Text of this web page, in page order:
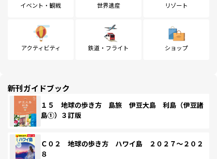
イベント・観戦 世界遺産 リゾート
アクティビティ 鉄道・フライト ショップ
新刊ガイドブック
１５ 地球の歩き方 島旅 伊豆大島 利島（伊豆諸
島①）３訂版
Ｃ０２ 地球の歩き方 ハワイ島 ２０２７～２０２
８